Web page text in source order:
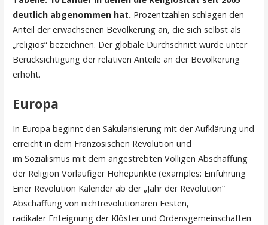
deutlich abgenommen hat. Prozentzahlen schlagen den
Anteil der erwachsenen Bevölkerung an, die sich selbst als
„religiös“ bezeichnen. Der globale Durchschnitt wurde unter
Berücksichtigung der relativen Anteile an der Bevölkerung
erhöht.
Europa
In Europa beginnt den Säkularisierung mit der Aufklärung und
erreicht in dem Französischen Revolution und
im Sozialismus mit dem angestrebten Volligen Abschaffung
der Religion Vorläufiger Höhepunkte (examples: Einführung
Einer Revolution Kalender ab der „Jahr der Revolution“
Abschaffung von nichtrevolutionären Festen,
radikaler Enteignung der Klöster und Ordensgemeinschaften